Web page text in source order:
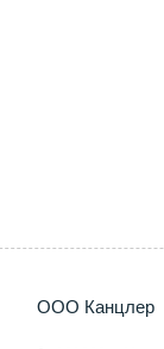
ООО Канцлер